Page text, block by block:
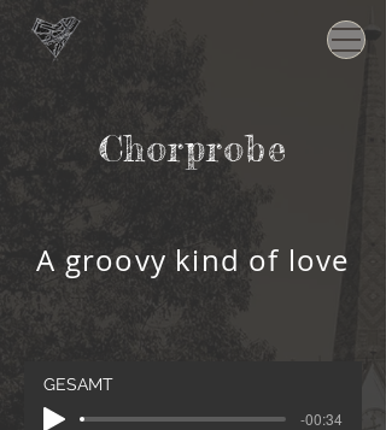
Chorprobe
A groovy kind of love
GESAMT
-00:34